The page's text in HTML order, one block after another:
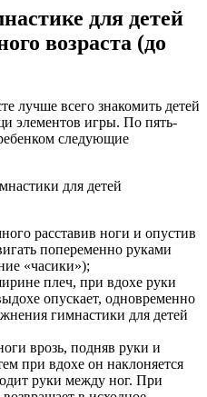
для детей
возраста (до
лучше всего знакомить детей
элементов игры. По пять-
следующие
расставив ноги и опустив
попеременно руками
«часики»);
плеч, при вдохе руки
опускает, одновременно
гимнастики для детей
врозь, подняв руки и
при вдохе он наклоняется
руки между ног. При